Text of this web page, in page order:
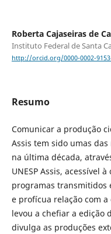
Roberta Cajaseiras de
Instituto Federal de Santa
http://orcid.org/0000-0002-
Resumo
Comunicar a produção
Assis tem sido umas
na última década,
UNESP Assis, acessível
programas transmitidos
e profícua relação com
levou a chefiar a edição
divulga as produções